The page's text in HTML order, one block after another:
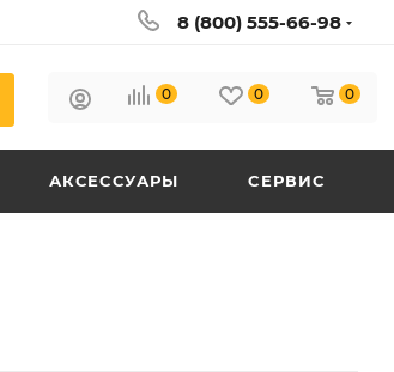
8 (800) 555-66-98
0 0 0
АКСЕССУАРЫ СЕРВИС